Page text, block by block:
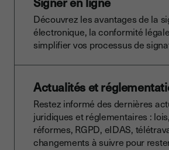
Découvrez les avantages de la
électronique, la conformité
simplifier vos processus de
Actualités et
Restez informé des dernières
juridiques et réglementaires :
réformes, RGPD, eIDAS,
changements à suivre pour